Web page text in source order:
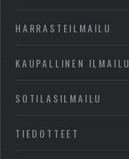
HARRASTEILMAILU
KAUPALLINEN ILMAILU
SOTILASILMAILU
TIEDOTTEET